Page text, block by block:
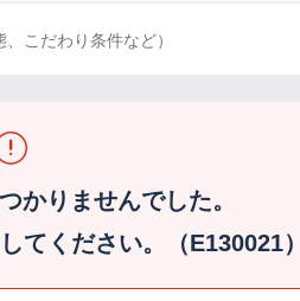
こだわり条件など）
かりませんでした。
てください。（E130021）